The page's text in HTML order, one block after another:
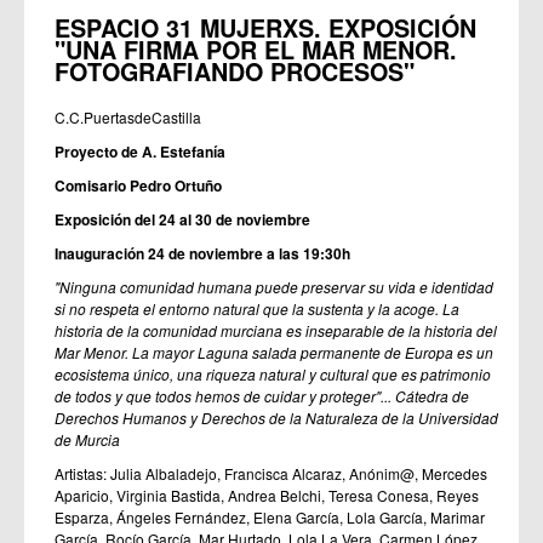
ESPACIO 31 MUJERXS. EXPOSICIÓN
"UNA FIRMA POR EL MAR MENOR.
FOTOGRAFIANDO PROCESOS"
C.C.PuertasdeCastilla
Proyecto de A. Estefanía
Comisario Pedro Ortuño
Exposición del 24 al 30 de noviembre
Inauguración 24 de noviembre a las 19:30h
"Ninguna comunidad humana puede preservar su vida e identidad
si no respeta el entorno natural que la sustenta y la acoge. La
historia de la comunidad murciana es inseparable de la historia del
Mar Menor. La mayor Laguna salada permanente de Europa es un
ecosistema único, una riqueza natural y cultural que es patrimonio
de todos y que todos hemos de cuidar y proteger"... Cátedra de
Derechos Humanos y Derechos de la Naturaleza de la Universidad
de Murcia
Artistas: Julia Albaladejo, Francisca Alcaraz, Anónim@, Mercedes
Aparicio, Virginia Bastida, Andrea Belchi, Teresa Conesa, Reyes
Esparza, Ángeles Fernández, Elena García, Lola García, Marimar
García, Rocío García, Mar Hurtado, Lola La Vera, Carmen López,